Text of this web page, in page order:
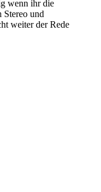
wenn ihr die
Stereo und
weiter der Rede